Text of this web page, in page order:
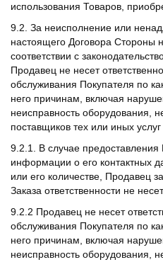
использования Товаров,
9.2. За неисполнение или
настоящего Договора Стороны
соответствии с
Продавец не несет
обслуживания Покупателя по
него причинам, включая
неисправность оборудования,
поставщиков тех или иных услуг
9.2.1. В случае
информации о его контактных
или его количестве, Продавец
Заказа ответственности не
9.2.2 Продавец не несет
обслуживания Покупателя по
него причинам, включая
неисправность оборудования,